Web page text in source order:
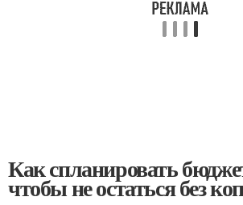
Как спланировать
чтобы не остаться без